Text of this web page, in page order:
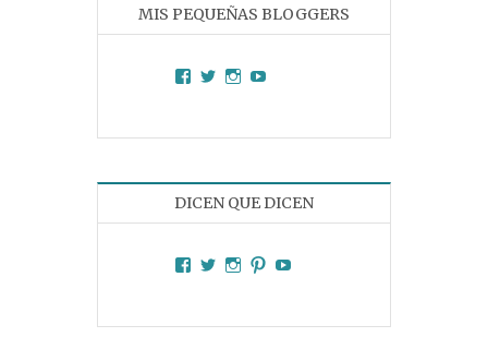
MIS PEQUEÑAS BLOGGERS
Facebook
TwitterInstagram
DICEN QUE DICEN
Facebook
TwitterInstagram
Pinterest